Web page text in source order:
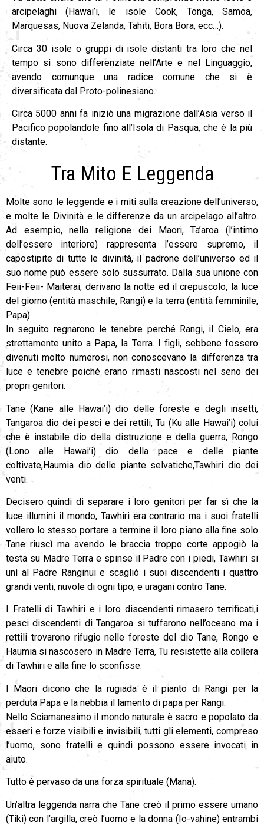
arcipelaghi (Hawai’i, le isole Cook, Tonga, Samoa,
Marquesas, Nuova Zelanda, Tahiti, Bora Bora, ecc…).
Circa 30 isole o gruppi di isole distanti tra loro che nel
tempo si sono differenziate nell’Arte e nel Linguaggio,
avendo comunque una radice comune che si è
diversificata dal Proto-polinesiano.
Circa 5000 anni fa iniziò una migrazione dall’Asia verso il
Pacifico popolandole fino all’Isola di Pasqua, che è la più
distante.
Tra Mito E Leggenda
Molte sono le leggende e i miti sulla creazione dell’universo,
e molte le Divinità e le differenze da un arcipelago all’altro.
Ad esempio, nella religione dei Maori, Ta’aroa (l’intimo
dell’essere interiore) rappresenta l’essere supremo, il
capostipite di tutte le divinità, il padrone dell’universo ed il
suo nome può essere solo sussurrato. Dalla sua unione con
Feii-Feii- Maiterai, derivano la notte ed il crepuscolo, la luce
del giorno (entità maschile, Rangi) e la terra (entità femminile,
Papa).
In seguito regnarono le tenebre perché Rangi, il Cielo, era
strettamente unito a Papa, la Terra. I figli, sebbene fossero
divenuti molto numerosi, non conoscevano la differenza tra
luce e tenebre poiché erano rimasti nascosti nel seno dei
propri genitori.
Tane (Kane alle Hawai’i) dio delle foreste e degli insetti,
Tangaroa dio dei pesci e dei rettili, Tu (Ku alle Hawai’i) colui
che è instabile dio della distruzione e della guerra, Rongo
(Lono alle Hawai’i) dio della pace e delle piante
coltivate,Haumia dio delle piante selvatiche,Tawhiri dio dei
venti.
Decisero quindi di separare i loro genitori per far sì che la
luce illumini il mondo, Tawhiri era contrario ma i suoi fratelli
vollero lo stesso portare a termine il loro piano alla fine solo
Tane riuscì ma avendo le braccia troppo corte appogiò la
testa su Madre Terra e spinse il Padre con i piedi, Tawhiri si
unì al Padre Ranginui e scagliò i suoi discendenti i quattro
grandi venti, nuvole di ogni tipo, e uragani contro Tane.
I Fratelli di Tawhiri e i loro discendenti rimasero terrificati,i
pesci discendenti di Tangaroa si tuffarono nell’oceano ma i
rettili trovarono rifugio nelle foreste del dio Tane, Rongo e
Haumia si nascosero in Madre Terra, Tu resistette alla collera
di Tawhiri e alla fine lo sconfisse.
I Maori dicono che la rugiada è il pianto di Rangi per la
perduta Papa e la nebbia il lamento di papa per Rangi.
Nello Sciamanesimo il mondo naturale è sacro e popolato da
esseri e forze visibili e invisibili, tutti gli elementi, compreso
l’uomo, sono fratelli e quindi possono essere invocati in
aiuto.
Tutto è pervaso da una forza spirituale (Mana).
Un’altra leggenda narra che Tane creò il primo essere umano
(Tiki) con l’argilla, creò l’uomo e la donna (Io-vahine) entrambi